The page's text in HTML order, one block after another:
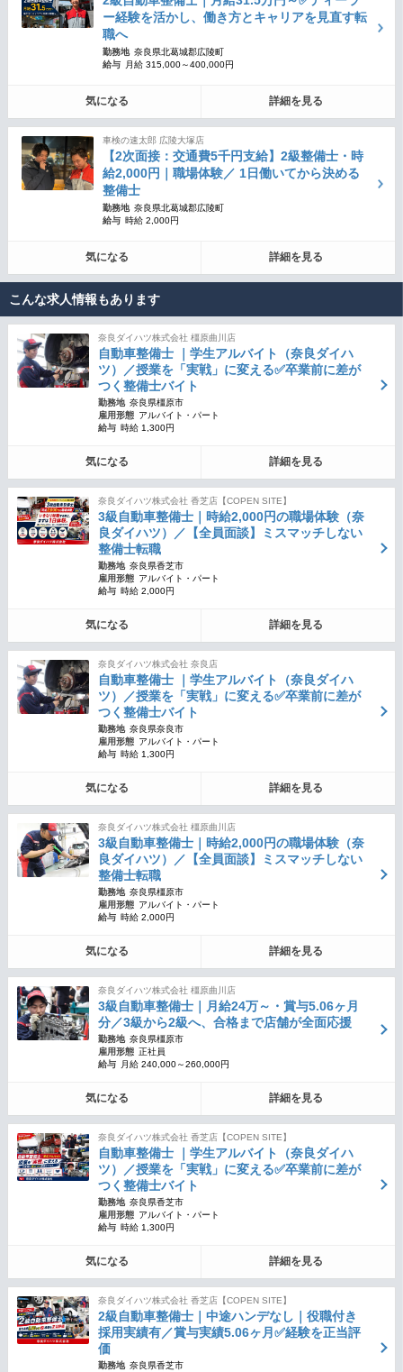
ー経験を活かし、働き方とキャリアを見直す転
職へ
勤務地 奈良県北葛城郡広陵町
給与
月給 315,000～400,000円
気になる 詳細を見る
車検の速太郎 広陵大塚店
【2次面接：交通費5千円支給】2級整備士・時
給2,000円｜職場体験／ 1日働いてから決める
整備士
勤務地 奈良県北葛城郡広陵町
給与 時給 2,000円
気になる 詳細を見る
こんな求人情報もあります
奈良ダイハツ株式会社 橿原曲川店
自動車整備士 ｜学生アルバイト（奈良ダイハ
ツ）／授業を「実戦」に変える✅卒業前に差が
つく整備士バイト
勤務地 奈良県橿原市
雇用形態 アルバイト・パート
給与 時給 1,300円
気になる 詳細を見る
奈良ダイハツ株式会社 香芝店【COPEN SITE】
3級自動車整備士｜時給2,000円の職場体験（奈
良ダイハツ）／【全員面談】ミスマッチしない
整備士転職
勤務地 奈良県香芝市
雇用形態 アルバイト・パート
給与 時給 2,000円
気になる 詳細を見る
奈良ダイハツ株式会社 奈良店
自動車整備士 ｜学生アルバイト（奈良ダイハ
ツ）／授業を「実戦」に変える✅卒業前に差が
つく整備士バイト
勤務地 奈良県奈良市
雇用形態 アルバイト・パート
給与 時給 1,300円
気になる 詳細を見る
奈良ダイハツ株式会社 橿原曲川店
3級自動車整備士｜時給2,000円の職場体験（奈
良ダイハツ）／【全員面談】ミスマッチしない
整備士転職
勤務地 奈良県橿原市
雇用形態 アルバイト・パート
給与 時給 2,000円
気になる 詳細を見る
奈良ダイハツ株式会社 橿原曲川店
3級自動車整備士｜月給24万～・賞与5.06ヶ月
分／3級から2級へ、合格まで店舗が全面応援
勤務地 奈良県橿原市
雇用形態 正社員
給与
月給 240,000～260,000円
気になる 詳細を見る
奈良ダイハツ株式会社 香芝店【COPEN SITE】
自動車整備士 ｜学生アルバイト（奈良ダイハ
ツ）／授業を「実戦」に変える✅卒業前に差が
つく整備士バイト
勤務地 奈良県香芝市
雇用形態 アルバイト・パート
給与 時給 1,300円
気になる 詳細を見る
奈良ダイハツ株式会社 香芝店【COPEN SITE】
2級自動車整備士｜中途ハンデなし｜役職付き
採用実績有／賞与実績5.06ヶ月✅経験を正当評
価
勤務地 奈良県香芝市